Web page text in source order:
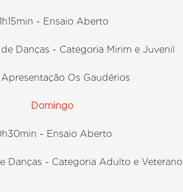
- Ensaio Aberto
Danças - Categoria Mirim e Juvenil
Os Gaudérios
Domingo
- Ensaio Aberto
Danças - Categoria Adulto e Veterano